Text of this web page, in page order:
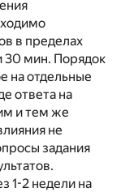
в пределах
30 мин. Порядок
на отдельные
ответа на
и тем же
не
задания
1-2 недели на